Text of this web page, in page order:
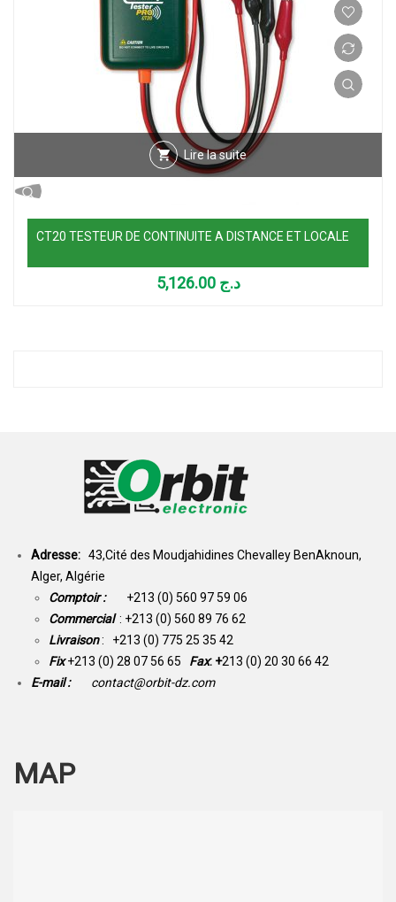
Lire la suite
CT20 TESTEUR DE CONTINUITE A DISTANCE ET LOCALE
د.ج 5,126.00
Adresse: 43,Cité des Moudjahidines Chevalley BenAknoun,
Alger, Algérie
Comptoir : +213 (0) 560 97 59 06
Commercial : +213 (0) 560 89 76 62
Livraison: +213 (0) 775 25 35 42
Fix +213 (0) 28 07 56 65 Fax: +213 (0) 20 30 66 42
E-mail :
contact@orbit-dz.com
MAP